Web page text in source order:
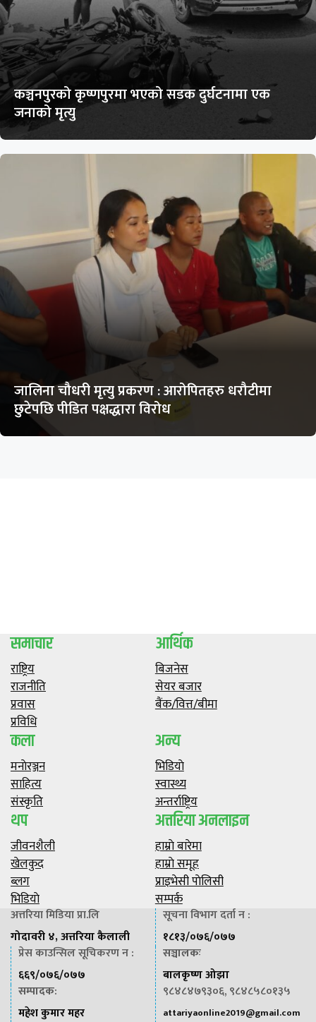
कञ्चनपुरको कृष्णपुरमा भएको सडक दुर्घटनामा एक
जनाको मृत्यु
जालिना चौधरी मृत्यु प्रकरण : आरोपितहरु धरौटीमा
छुटेपछि पीडित पक्षद्धारा विरोध
समाचार
राष्ट्रिय
राजनीति
प्रवास
प्रविधि
आर्थिक
बिजनेस
सेयर बजार
बैंक/वित्त/बीमा
कला
मनाेरञ्जन
साहित्य
संस्कृति
अन्य
भिडियाे
स्वास्थ्य
अन्तर्राष्ट्रिय
थप
जीवनशैली
खेलकुद
ब्लग
भिडियाे
अत्तरिया अनलाइन
हाम्राे बारेमा
हाम्राे समूह
प्राइभेसी पाेलिसी
सम्पर्क
अत्तरिया मिडिया प्रा.लि
गोदावरी ४, अत्तरिया कैलाली
सूचना विभाग दर्ता न :
१८१३/०७६/०७७
प्रेस काउन्सिल सूचिकरण न :
६६९/०७६/०७७
सञ्चालकः
बालकृष्ण ओझा
सम्पादक:
महेश कुमार महर
९८४८४७९३०६, ९८४८५८०१३५
attariyaonline2019@gmail.com